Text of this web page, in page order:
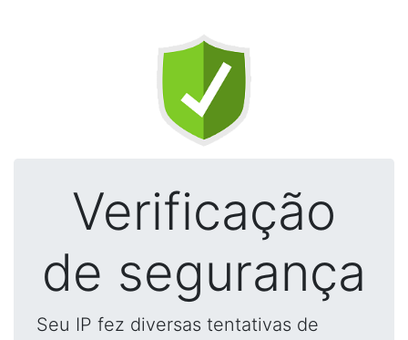
Verificação
de segurança
Seu IP fez diversas tentativas de